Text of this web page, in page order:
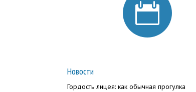

Новости
Гордость лицея: как обычная прогулка